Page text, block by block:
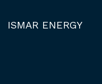
ISMAR ENERGY